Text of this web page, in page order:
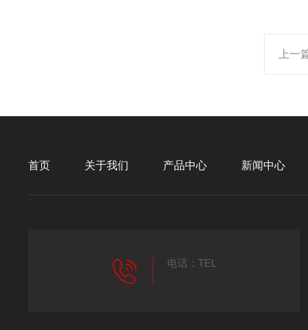
上一
首页 关于我们 产品中心 新闻中心
电话：TEL